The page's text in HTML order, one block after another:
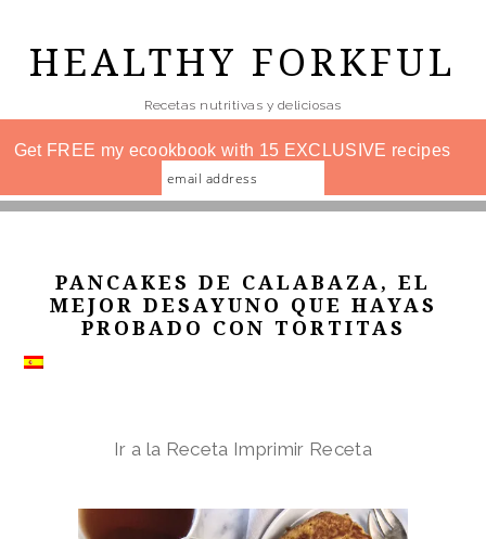
main
content
HEALTHY FORKFUL
Recetas nutritivas y deliciosas
Get FREE my ecookbook with 15 EXCLUSIVE recipes
PANCAKES DE CALABAZA, EL
MEJOR DESAYUNO QUE HAYAS
PROBADO CON TORTITAS
Ir a la Receta Imprimir Receta